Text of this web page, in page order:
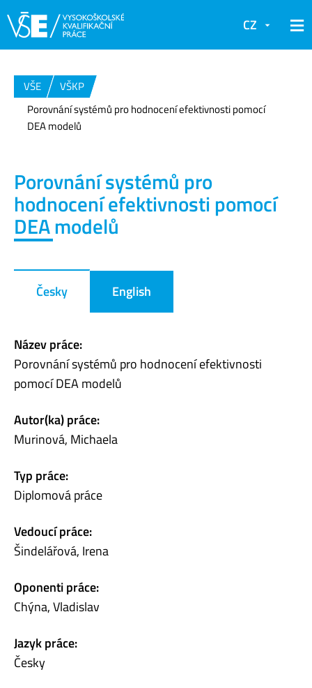
CZ
VŠE
VŠKP
Porovnání systémů pro hodnocení efektivnosti pomocí
DEA modelů
Porovnání systémů pro
hodnocení efektivnosti pomocí
DEA modelů
Česky English
Název práce:
Porovnání systémů pro hodnocení efektivnosti
pomocí DEA modelů
Autor(ka) práce:
Murinová, Michaela
Typ práce:
Diplomová práce
Vedoucí práce:
Šindelářová, Irena
Oponenti práce:
Chýna, Vladislav
Jazyk práce:
Česky